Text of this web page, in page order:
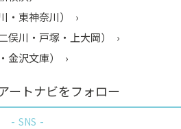
・東神奈川）
俣川・戸塚・上大岡）
金沢文庫）
ートナビをフォロー
SNS